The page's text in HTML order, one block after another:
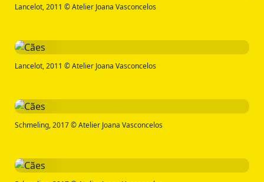
Lancelot, 2011 © Atelier Joana Vasconcelos
Lancelot, 2011 © Atelier Joana Vasconcelos
Schmeling, 2017 © Atelier Joana Vasconcelos